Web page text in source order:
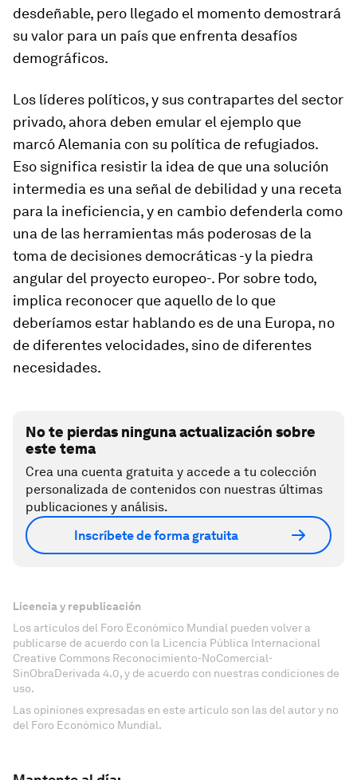
desdeñable, pero llegado el momento demostrará
su valor para un país que enfrenta desafíos
demográficos.
Los líderes políticos, y sus contrapartes del sector
privado, ahora deben emular el ejemplo que
marcó Alemania con su política de refugiados.
Eso significa resistir la idea de que una solución
intermedia es una señal de debilidad y una receta
para la ineficiencia, y en cambio defenderla como
una de las herramientas más poderosas de la
toma de decisiones democráticas -y la piedra
angular del proyecto europeo-. Por sobre todo,
implica reconocer que aquello de lo que
deberíamos estar hablando es de una Europa, no
de diferentes velocidades, sino de diferentes
necesidades.
No te pierdas ninguna actualización sobre
este tema
Crea una cuenta gratuita y accede a tu colección
personalizada de contenidos con nuestras últimas
publicaciones y análisis.
Inscríbete de forma gratuita
Licencia y republicación
Los artículos del Foro Económico Mundial pueden volver a
publicarse de acuerdo con la Licencia Pública Internacional
Creative Commons Reconocimiento-NoComercial-
SinObraDerivada 4.0, y de acuerdo con nuestras condiciones de
uso.
Las opiniones expresadas en este artículo son las del autor y no
del Foro Económico Mundial.